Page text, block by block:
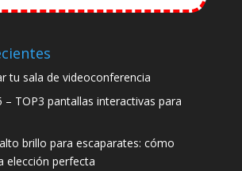
tu sala de videoconferencia
– TOP3 pantallas interactivas para
brillo para escaparates: cómo
elección perfecta